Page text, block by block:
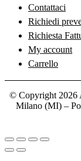
Contattaci
Richiedi
Richiesta
My account
Carrello
© Copyright 2026
Milano (MI) –